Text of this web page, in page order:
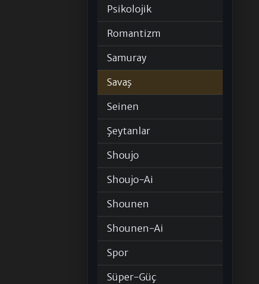
Psikolojik
Romantizm
Samuray
Savaş
Seinen
Şeytanlar
Shoujo
Shoujo-Ai
Shounen
Shounen-Ai
Spor
Süper-Güç